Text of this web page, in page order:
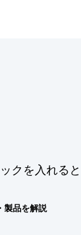
クを入れる
製品を解説